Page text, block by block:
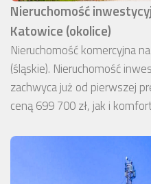
Nieruchomość
Katowice (okolice)
Nieruchomość komercyjna
(śląskie). Nieruchomość
zachwyca już od pierwszej
ceną 699 700 zł, jak i